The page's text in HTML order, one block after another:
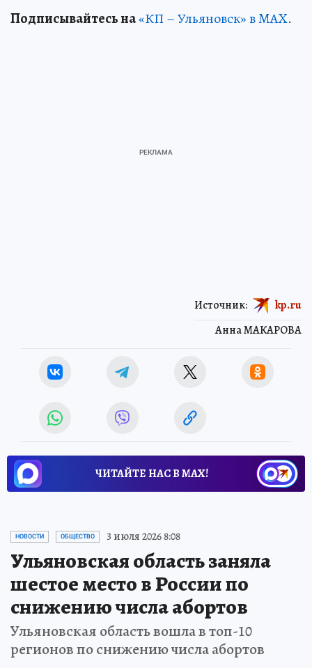
Подписывайтесь на«КП – Ульяновск» в MAX.
Анна МАКАРОВА
Источник: kp.ru
ЧИТАЙТЕ НАС В МАХ!
НОВОСТИ ОБЩЕСТВО 3 июля 2026 8:08
Ульяновская область заняла
шестое место в России по
снижению числа абортов
Ульяновская область вошла в топ-10
регионов по снижению числа абортов